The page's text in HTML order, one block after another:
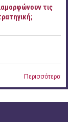
τις
Περισσότερα